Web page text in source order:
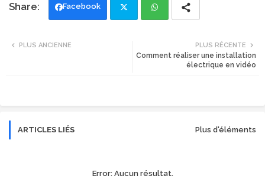
Facebook
ats
PLUS RÉCENTE
Comment réaliser une installation
électrique en vidéo
PLUS ANCIENNE
ARTICLES LIÉS Plus d'éléments
Error:Aucun résultat.